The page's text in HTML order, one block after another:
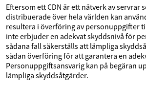
Eftersom ett CDN är ett nätverk av servrar
distribuerade över hela världen kan
resultera i överföring av personuppgifter
inte erbjuder en adekvat skyddsnivå för
sådana fall säkerställs att lämpliga
sådan överföring för att garantera en
Personuppgiftsansvarig kan på begäran
lämpliga skyddsåtgärder.